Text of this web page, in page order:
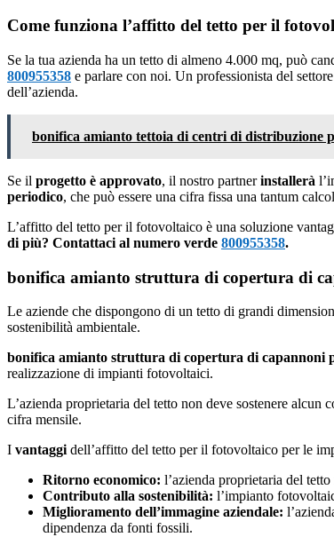
Come funziona l’affitto del tetto per il
Se la tua azienda ha un tetto di almeno 4.000 mq, può
800955358 e parlare con noi. Un professionista del
dell’azienda.
bonifica amianto tettoia di centri di distribuzione
Se il progetto è approvato, il nostro partnerinstallerà
periodico, che può essere una cifra fissa una tantum
L’affitto del tetto per il fotovoltaico è una soluzione
di più? Contattaci al numero verde 800955358.
bonifica amianto struttura di copertura di
Le aziende che dispongono di un tetto di grandi
sostenibilità ambientale.
bonifica amianto struttura di copertura di capannoni
realizzazione di impianti fotovoltaici.
L’azienda proprietaria del tetto non deve sostenere alcun
cifra mensile.
I vantaggi dell’affitto del tetto per il fotovoltaico per le
Ritorno economico: l’azienda proprietaria del
Contributo alla sostenibilità: l’impianto
Miglioramento dell’immagine aziendale:
dipendenza da fonti fossili.